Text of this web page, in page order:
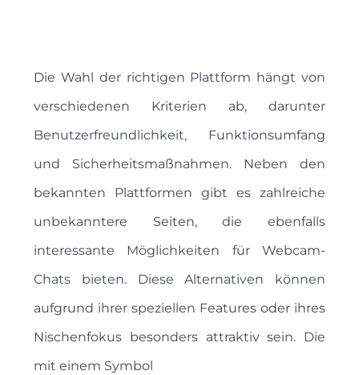
Die Wahl der richtigen Plattform hängt von
verschiedenen Kriterien ab, darunter
Benutzerfreundlichkeit, Funktionsumfang
und Sicherheitsmaßnahmen. Neben den
bekannten Plattformen gibt es zahlreiche
unbekanntere Seiten, die ebenfalls
interessante Möglichkeiten für Webcam-
Chats bieten. Diese Alternativen können
aufgrund ihrer speziellen Features oder ihres
Nischenfokus besonders attraktiv sein. Die
mit einem Symbol